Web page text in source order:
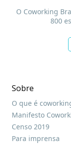
O Coworking
800
Sobre
O que é
Manifesto
Censo 2019
Para imprensa